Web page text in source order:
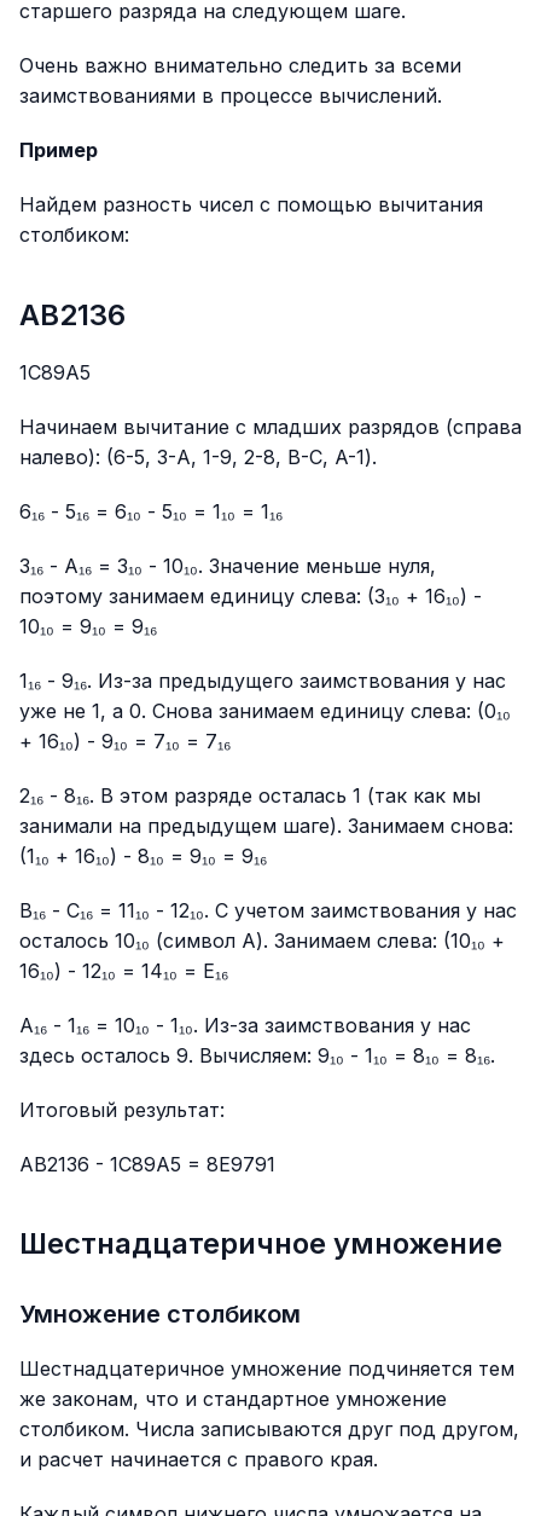
старшего разряда на следующем шаге.
Очень важно внимательно следить за всеми
заимствованиями в процессе вычислений.
Пример
Найдем разность чисел с помощью вычитания
столбиком:
AB2136
1C89A5
Начинаем вычитание с младших разрядов (справа
налево): (6-5, 3-A, 1-9, 2-8, B-C, A-1).
6₁₆ - 5₁₆ = 6₁₀ - 5₁₀ = 1₁₀ = 1₁₆
3₁₆ - A₁₆ = 3₁₀ - 10₁₀. Значение меньше нуля,
поэтому занимаем единицу слева: (3₁₀ + 16₁₀) -
10₁₀ = 9₁₀ = 9₁₆
1₁₆ - 9₁₆. Из-за предыдущего заимствования у нас
уже не 1, а 0. Снова занимаем единицу слева: (0₁₀
+ 16₁₀) - 9₁₀ = 7₁₀ = 7₁₆
2₁₆ - 8₁₆. В этом разряде осталась 1 (так как мы
занимали на предыдущем шаге). Занимаем снова:
(1₁₀ + 16₁₀) - 8₁₀ = 9₁₀ = 9₁₆
B₁₆ - C₁₆ = 11₁₀ - 12₁₀. С учетом заимствования у нас
осталось 10₁₀ (символ A). Занимаем слева: (10₁₀ +
16₁₀) - 12₁₀ = 14₁₀ = E₁₆
A₁₆ - 1₁₆ = 10₁₀ - 1₁₀. Из-за заимствования у нас
здесь осталось 9. Вычисляем: 9₁₀ - 1₁₀ = 8₁₀ = 8₁₆.
Итоговый результат:
AB2136 - 1C89A5 = 8E9791
Шестнадцатеричное умножение
Умножение столбиком
Шестнадцатеричное умножение подчиняется тем
же законам, что и стандартное умножение
столбиком. Числа записываются друг под другом,
и расчет начинается с правого края.